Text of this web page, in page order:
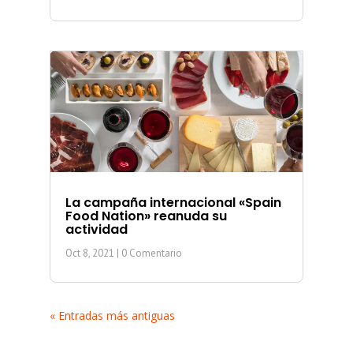
La campaña internacional «Spain
Food Nation» reanuda su
actividad
Oct 8, 2021 | 0 Comentario
« Entradas más antiguas